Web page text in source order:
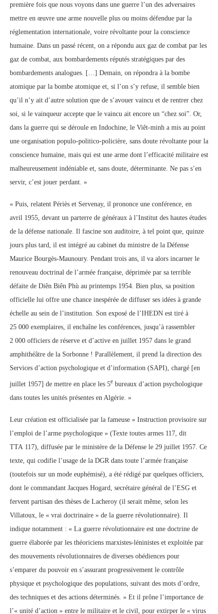
première fois que nous voyons dans une guerre l’un des adversaires
mettre en œuvre une arme nouvelle plus ou moins défendue par la
réglementation internationale, voire révoltante pour la conscience
humaine. Dans un passé récent, on a répondu aux gaz de combat par les
gaz de combat, aux bombardements réputés stratégiques par des
bombardements analogues. […] Demain, on répondra à la bombe
atomique par la bombe atomique et, si l’on s’y refuse, il semble bien
qu’il n’y ait d’autre solution que de s’avouer vaincu et de rentrer chez
soi, si le vainqueur accepte que le vaincu ait encore un “chez soi”. Or,
dans la guerre qui se déroule en Indochine, le Viêt-minh a mis au point
une organisation populo-politico-policière, sans doute révoltante pour la
conscience humaine, mais qui est une arme dont l’efficacité militaire est
malheureusement indéniable et, sans doute, déterminante. Ne pas s’en
servir, c’est jouer perdant. »
« Puis, relatent Périès et Servenay, il prononce une conférence, en
avril 1955, devant un parterre de généraux à l’Institut des hautes études
de la défense nationale. Il fascine son auditoire, à tel point que, quinze
jours plus tard, il est intégré au cabinet du ministre de la Défense
Maurice Bourgès-Maunoury. Pendant trois ans, il va alors incarner le
renouveau doctrinal de l’armée française, déprimée par sa terrible
défaite de Diên Biên Phù au printemps 1954. Bien plus, sa position
officielle lui offre une chance inespérée de diffuser ses idées à grande
échelle au sein de l’institution. Son exposé de l’IHEDN est tiré à
25 000 exemplaires, il enchaîne les conférences, jusqu’à rassembler
2 000 officiers de réserve et d’active en juillet 1957 dans le grand
amphithéâtre de la Sorbonne ! Parallèlement, il prend la direction des
Services d’action psychologique et d’information (SAPI), chargé [en
juillet 1957] de mettre en place les 5e bureaux d’action psychologique
dans toutes les unités présentes en Algérie. »
Leur création est officialisée par la fameuse « Instruction provisoire sur
l’emploi de l’arme psychologique » (Texte toutes armes 117, dit
TTA 117), diffusée par le ministère de la Défense le 29 juillet 1957. Ce
texte, qui codifie l’usage de la DGR dans toute l’armée française
(toutefois sur un mode euphémisé), a été rédigé par quelques officiers,
dont le commandant Jacques Hogard, secrétaire général de l’ESG et
fervent partisan des thèses de Lacheroy (il serait même, selon les
Villatoux, le « vrai doctrinaire » de la guerre révolutionnaire). Il
indique notamment : « La guerre révolutionnaire est une doctrine de
guerre élaborée par les théoriciens marxistes-léninistes et exploitée par
des mouvements révolutionnaires de diverses obédiences pour
s’emparer du pouvoir en s’assurant progressivement le contrôle
physique et psychologique des populations, suivant des mots d’ordre,
des techniques et des actions déterminés. » Et il prône l’importance de
l’« unité d’action » entre le militaire et le civil, pour extirper le « virus